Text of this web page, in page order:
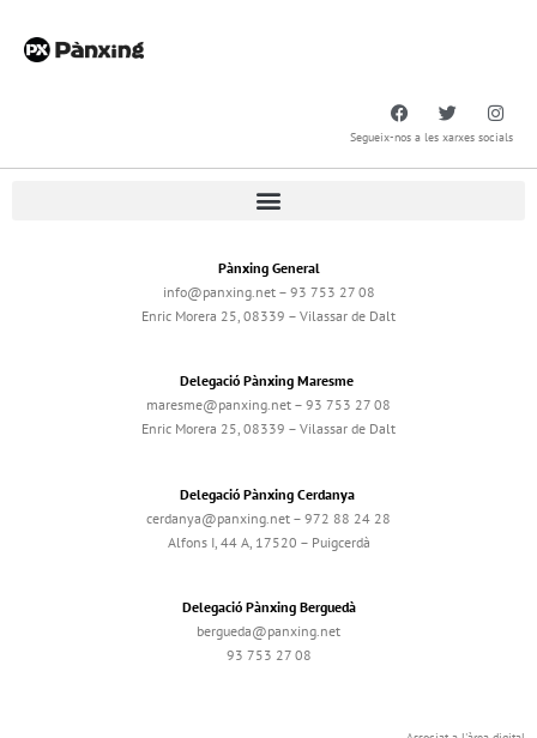
Segueix-nos a les xarxes socials
Pànxing General
info@panxing.net – 93 753 27 08
Enric Morera 25, 08339 – Vilassar de Dalt
Delegació Pànxing Maresme
maresme@panxing.net – 93 753 27 08
Enric Morera 25, 08339 – Vilassar de Dalt
Delegació Pànxing Cerdanya
cerdanya@panxing.net – 972 88 24 28
Alfons I, 44 A, 17520 – Puigcerdà
Delegació Pànxing Berguedà
bergueda@panxing.net
93 753 27 08